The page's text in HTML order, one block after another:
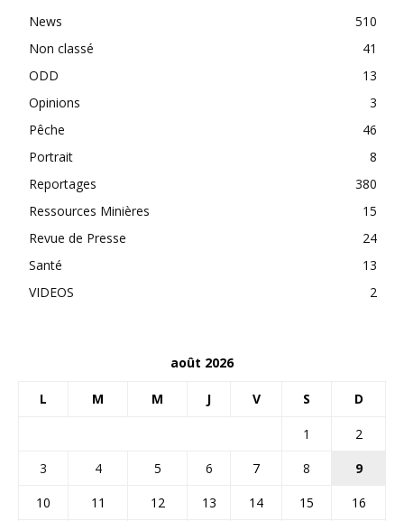
News
510
Non classé
41
ODD
13
Opinions
3
Pêche
46
Portrait
8
Reportages
380
Ressources Minières
15
Revue de Presse
24
Santé
13
VIDEOS
2
août 2026
L M M J V S D
1
2
3
4 5 6 7 8
9
10
11 12 13 14 15
16